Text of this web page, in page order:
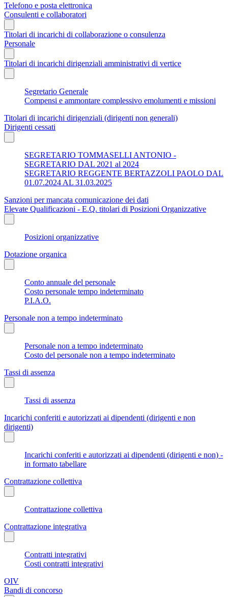
Telefono e posta elettronica
Consulenti e collaboratori
Titolari di incarichi di collaborazione o consulenza
Personale
Titolari di incarichi dirigenziali amministrativi di vertice
Segretario Generale
Compensi e ammontare complessivo emolumenti e missioni
Titolari di incarichi dirigenziali (dirigenti non generali)
Dirigenti cessati
SEGRETARIO TOMMASELLI ANTONIO -
SEGRETARIO DAL 2021 al 2024
SEGRETARIO REGGENTE BERTAZZOLI PAOLO DAL
01.07.2024 AL 31.03.2025
Sanzioni per mancata comunicazione dei dati
Elevate Qualificazioni - E.Q. titolari di Posizioni Organizzative
Posizioni organizzative
Dotazione organica
Conto annuale del personale
Costo personale tempo indeterminato
P.I.A.O.
Personale non a tempo indeterminato
Personale non a tempo indeterminato
Costo del personale non a tempo indeterminato
Tassi di assenza
Tassi di assenza
Incarichi conferiti e autorizzati ai dipendenti (dirigenti e non
dirigenti)
Incarichi conferiti e autorizzati ai dipendenti (dirigenti e non) -
in formato tabellare
Contrattazione collettiva
Contrattazione collettiva
Contrattazione integrativa
Contratti integrativi
Costi contratti integrativi
OIV
Bandi di concorso